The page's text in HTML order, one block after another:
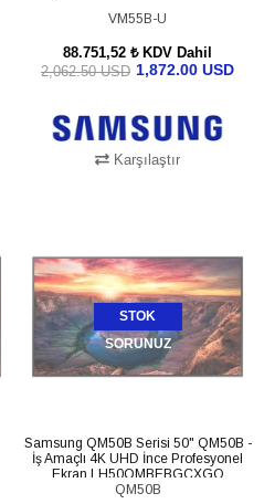
VM55B-U
88.751,52 ₺ KDV Dahil
1,872.00 USD
2,062.50 USD
Karşılaştır
STOK
SORUNUZ
Samsung QM50B Serisi 50" QM50B -
İş Amaçlı 4K UHD İnce Profesyonel
Ekran LH50QMBEBGCXGO
QM50B